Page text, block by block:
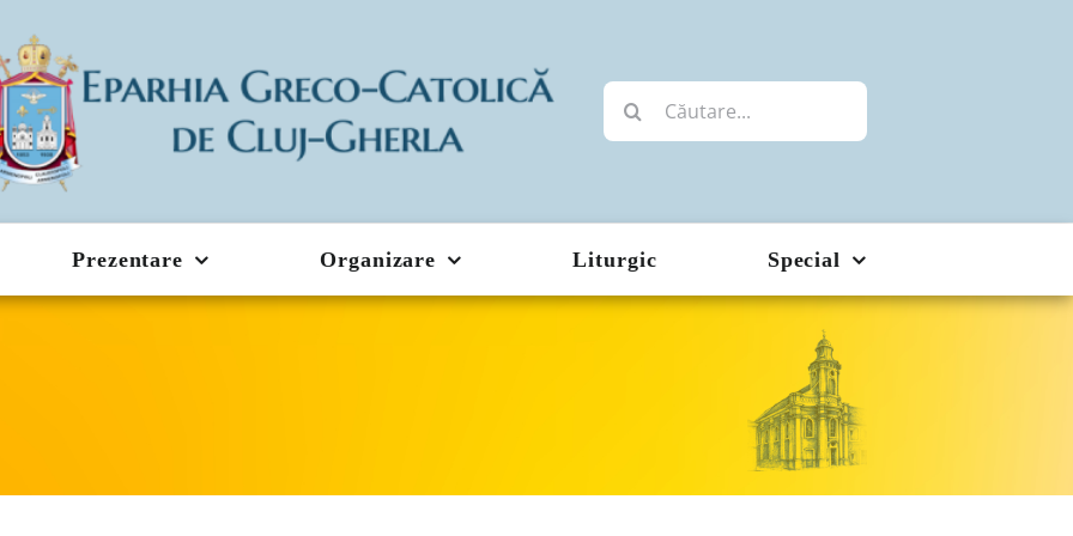
Cautare...
Prezentare Organizare Liturgic Special